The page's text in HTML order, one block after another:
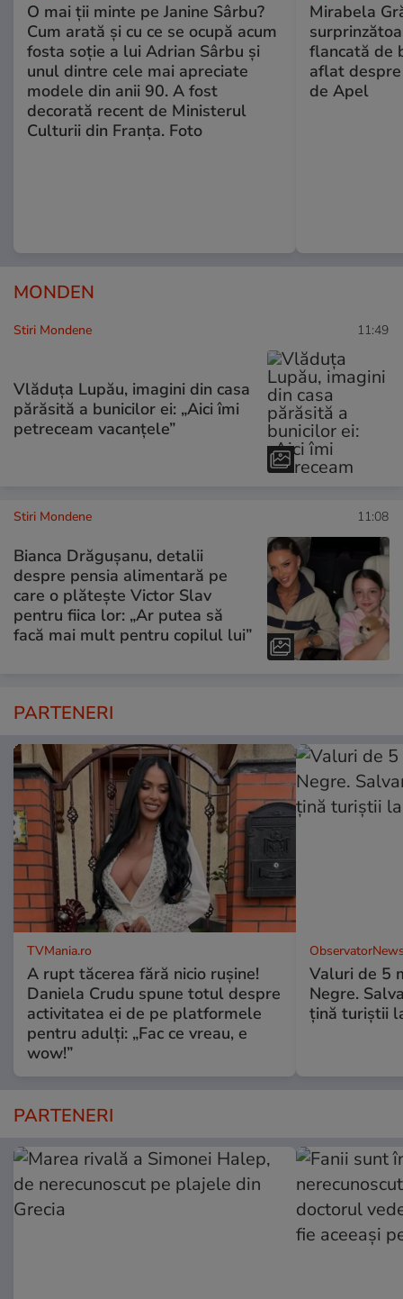
O mai ții minte pe Janine Sârbu?
Cum arată și cu ce se ocupă acum
fosta soție a lui Adrian Sârbu și
unul dintre cele mai apreciate
modele din anii 90. A fost
decorată recent de Ministerul
Culturii din Franța. Foto
Mirabela
flancată de
aflat
de Apel
MONDEN
Stiri Mondene 11:49
Vlăduța Lupău, imagini din casa
părăsită a bunicilor ei: „Aici îmi
petreceam vacanțele”
Stiri Mondene 11:08
Bianca Drăgușanu, detalii
despre pensia alimentară pe
care o plătește Victor Slav
pentru fiica lor: „Ar putea să
facă mai mult pentru copilul lui”
PARTENERI
TVMania.ro
A rupt tăcerea fără nicio rușine!
Daniela Crudu spune totul despre
activitatea ei de pe platformele
pentru adulți: „Fac ce vreau, e
wow!”
Valuri de 5
Negre.
ţină turiştii
PARTENERI